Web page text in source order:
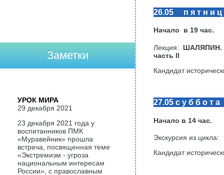
26.05 п я т н и
Начало в 19 час.
Лекция: ШАЛЯПИН.
часть II
Кандидат
27.05 с у б б о т а
Начало в 14 час.
Экскурсия из цикла:
Кандидат
Заметки
УРОК МИРА
29 декабря 2021
23 декабря 2021 года у
воспитанников ПМК
«Муравейник» прошла
встреча, посвященная теме
«Экстремизм - угроза
национальным интересам
России», с православным